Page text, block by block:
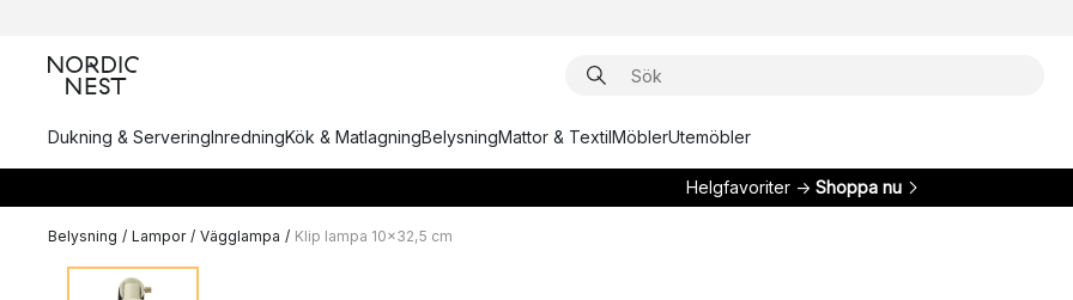
Dukning & ServeringInredningKök & MatlagningBelysningMattor & TextilMöblerUtemöbler
Helgfavoriter → Shoppa nu
Belysning / Lampor / Vägglampa / Klip lampa 10x32,5 cm